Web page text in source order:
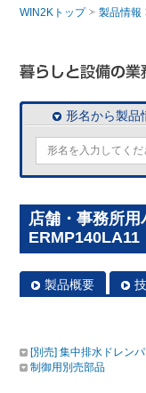
WIN2Kトップ 製品情報
形名から製品
店舗・事務所
ERMP140LA11
製品概要
[別売] 集中排水ドレン
制御用別売部品